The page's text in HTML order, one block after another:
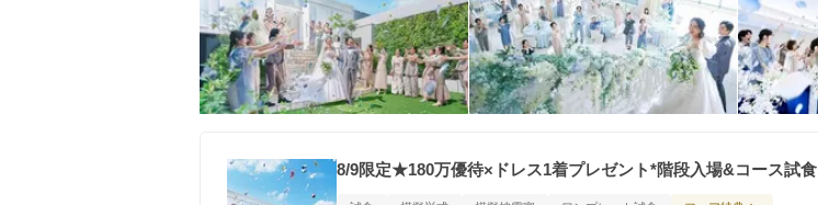
8/9限定★180万優待×ドレス1着プレゼント*階段入場&コース試食